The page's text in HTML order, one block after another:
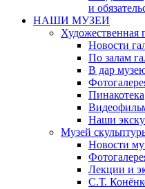
и
НАШИ МУЗЕИ
Художественная
Новости
По залам
В дар
Пинакотека
Наши
Музей
Новости
Лекции и
С.Т.